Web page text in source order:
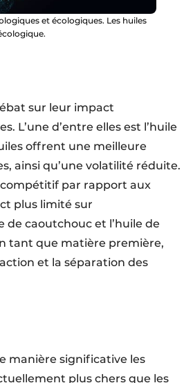
et écologiques. Les huiles
sur leur impact
L’une d’entre elles est l’huile
offrent une meilleure
ainsi qu’une volatilité réduite.
par rapport aux
plus limité sur
de caoutchouc et l’huile de
tant que matière première,
et la séparation des
manière significative les
plus chers que les